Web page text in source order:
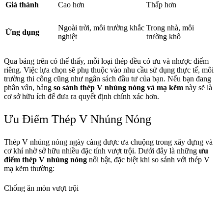
Giá thành Cao hơn Thấp hơn
Ứng dụng
Ngoài trời, môi trường khắc
nghiệt
Trong nhà, môi
trường khô
Qua bảng trên có thể thấy, mỗi loại thép đều có ưu và nhược điểm
riêng. Việc lựa chọn sẽ phụ thuộc vào nhu cầu sử dụng thực tế, môi
trường thi công cũng như ngân sách đầu tư của bạn. Nếu bạn đang
phân vân, bảng so sánh thép V nhúng nóng và mạ kẽm này sẽ là
cơ sở hữu ích để đưa ra quyết định chính xác hơn.
Ưu Điểm Thép V Nhúng Nóng
Thép V nhúng nóng ngày càng được ưa chuộng trong xây dựng và
cơ khí nhờ sở hữu nhiều đặc tính vượt trội. Dưới đây là những ưu
điểm thép V nhúng nóng nổi bật, đặc biệt khi so sánh với thép V
mạ kẽm thường:
Chống ăn mòn vượt trội